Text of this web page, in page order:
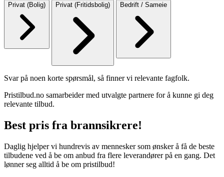
Privat (Bolig) Privat (Fritidsbolig) Bedrift / Sameie
Svar på noen korte spørsmål, så finner vi relevante fagfolk.
Pristilbud.no samarbeider med utvalgte partnere for å kunne gi deg
relevante tilbud.
Best pris fra brannsikrere!
Daglig hjelper vi hundrevis av mennesker som ønsker å få de beste
tilbudene ved å be om anbud fra flere leverandører på en gang. Det
lønner seg alltid å be om pristilbud!